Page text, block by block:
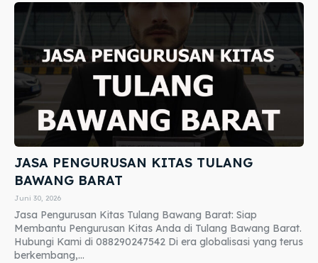
JASA PENGURUSAN KITAS TULANG
BAWANG BARAT
Juni 30, 2026
Jasa Pengurusan Kitas Tulang Bawang Barat: Siap
Membantu Pengurusan Kitas Anda di Tulang Bawang Barat.
Hubungi Kami di 088290247542 Di era globalisasi yang terus
berkembang,...